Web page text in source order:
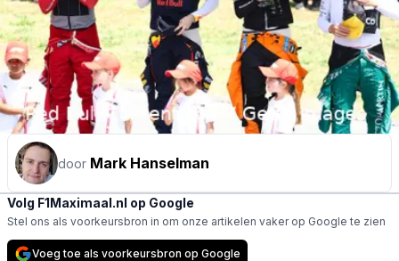
door Mark Hanselman
Volg F1Maximaal.nl op Google
Stel ons als voorkeursbron in om onze artikelen vaker op Google te zien
Voeg toe als voorkeursbron op Google